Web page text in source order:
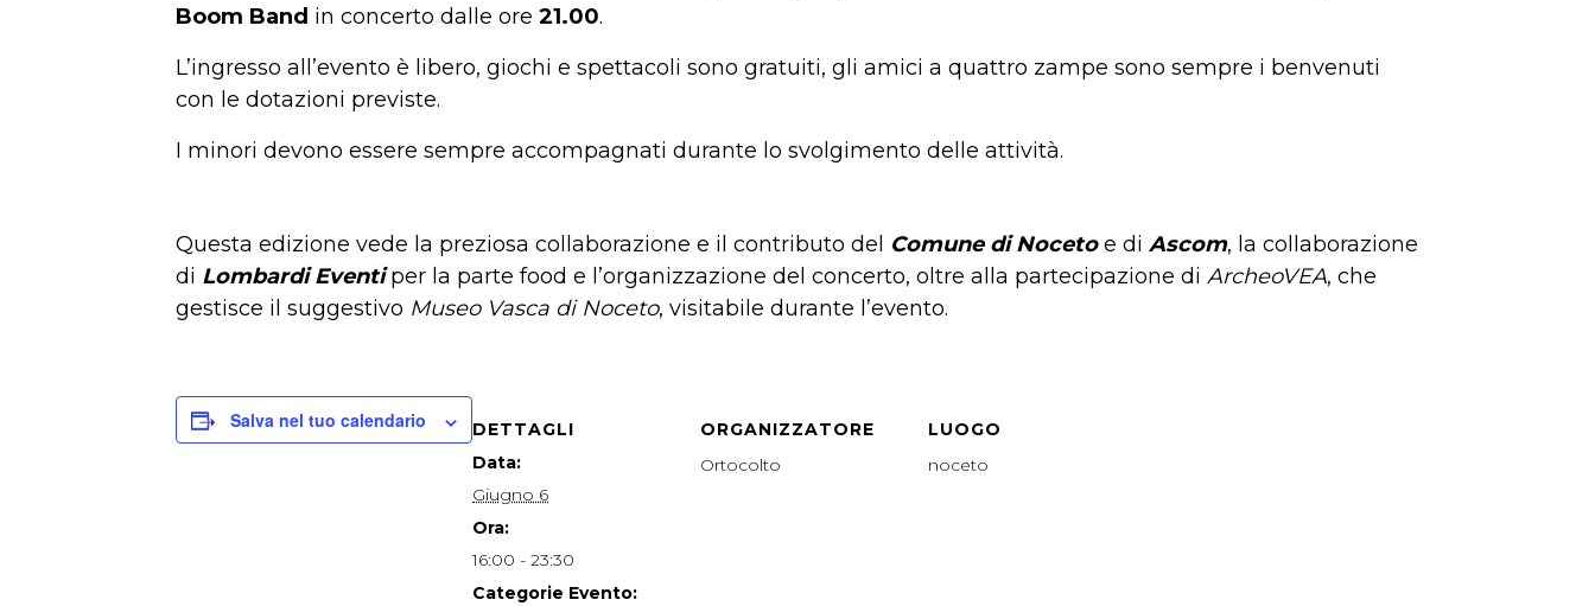
Boom Band in concerto dalle ore 21.00.
L’ingresso all’evento è libero, giochi e spettacoli sono gratuiti, gli amici a quattro zampe sono sempre i benvenuti
con le dotazioni previste.
I minori devono essere sempre accompagnati durante lo svolgimento delle attività.
Questa edizione vede la preziosa collaborazione e il contributo del Comune di Nocetoe di Ascom, la collaborazione
di Lombardi Eventiper la parte food e l’organizzazione del concerto, oltre alla partecipazione di ArcheoVEA, che
gestisce il suggestivo Museo Vasca di Noceto, visitabile durante l’evento.
Salva nel tuo calendario
DETTAGLI
Data:
Giugno 6
Ora:
16:00 - 23:30
Categorie Evento:
ORGANIZZATORE
Ortocolto
LUOGO
noceto